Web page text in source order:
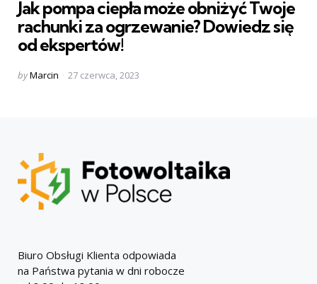
Jak pompa ciepła może obniżyć Twoje
rachunki za ogrzewanie? Dowiedz się
od ekspertów!
Posted
byMarcin 27 czerwca, 2023
Biuro Obsługi Klienta odpowiada
na Państwa pytania w dni robocze